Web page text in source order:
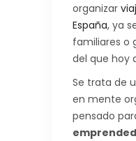
organizar
España, ya
familiares o
del que hoy
Se trata de
en mente
pensado